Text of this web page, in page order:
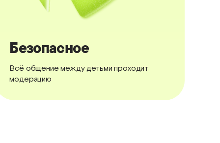
Безопасное
Всё общение между детьми проходит
модерацию